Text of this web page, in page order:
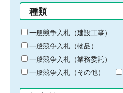
る
キ
ー
ワ
ー
ド
種類
一般競争入札（建設工事）
一般競争入札（物品）
一般競争入札（業務委託）
一般競争入札（その他）